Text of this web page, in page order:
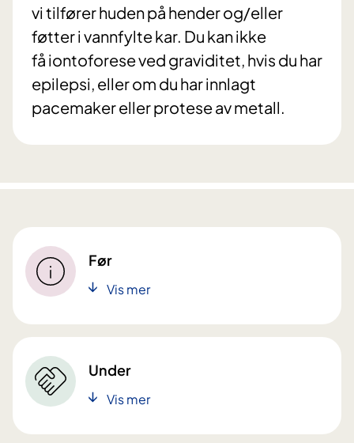
vi tilfører huden på hender og/eller
føtter i vannfylte kar. Du kan ikke
få iontoforese ved graviditet, hvis du har
epilepsi, eller om du har innlagt
pacemaker eller protese av metall.
Før
Vis mer
Under
Vis mer